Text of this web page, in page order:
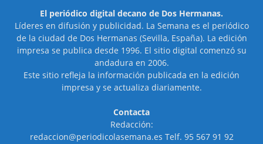
El periódico digital decano de Dos Hermanas.
Líderes en difusión y publicidad. La Semana es el periódico
de la ciudad de Dos Hermanas (Sevilla, España). La edición
impresa se publica desde 1996. El sitio digital comenzó su
andadura en 2006.
Este sitio refleja la información publicada en la edición
impresa y se actualiza diariamente.
Contacta
Redacción:
redaccion@periodicolasemana.es Telf. 95 567 91 92